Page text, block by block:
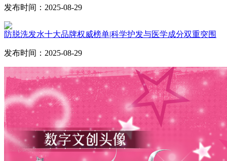
发布时间：2025-08-29
防脱洗发水十大品牌权威榜单|科学护发与医学成分双重突围
发布时间：2025-08-29